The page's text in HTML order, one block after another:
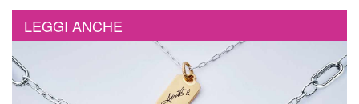
LEGGI ANCHE